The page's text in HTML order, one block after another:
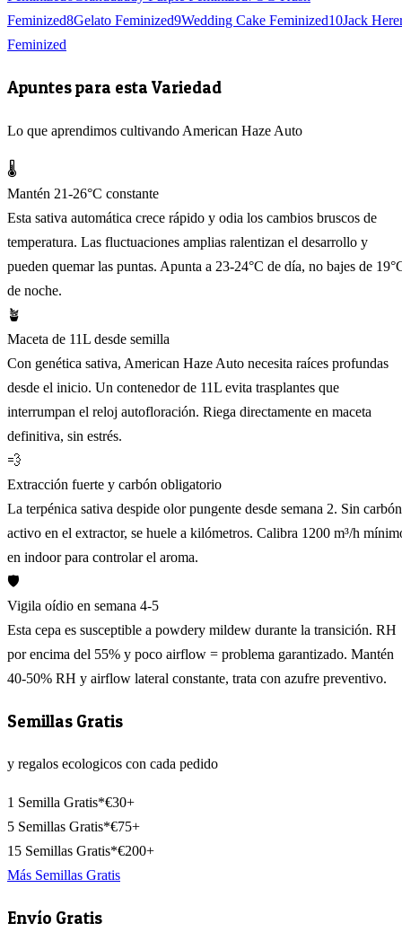
Feminized8Gelato Feminized9Wedding Cake Feminized10Jack
Feminized
Apuntes para esta Variedad
Lo que aprendimos cultivando American Haze Auto
🌡️
Mantén 21-26°C constante
Esta sativa automática crece rápido y odia los cambios bruscos de
temperatura. Las fluctuaciones amplias ralentizan el desarrollo y
pueden quemar las puntas. Apunta a 23-24°C de día, no bajes de
de noche.
🪴
Maceta de 11L desde semilla
Con genética sativa, American Haze Auto necesita raíces profundas
desde el inicio. Un contenedor de 11L evita trasplantes que
interrumpan el reloj autofloración. Riega directamente en maceta
definitiva, sin estrés.
💨
Extracción fuerte y carbón obligatorio
La terpénica sativa despide olor pungente desde semana 2. Sin carbón
activo en el extractor, se huele a kilómetros. Calibra 1200 m³/h
en indoor para controlar el aroma.
🛡️
Vigila oídio en semana 4-5
Esta cepa es susceptible a powdery mildew durante la transición. RH
por encima del 55% y poco airflow = problema garantizado. Mantén
40-50% RH y airflow lateral constante, trata con azufre preventivo.
Semillas Gratis
y regalos ecologicos con cada pedido
1 Semilla Gratis*€30+
5 Semillas Gratis*€75+
15 Semillas Gratis*€200+
Más Semillas Gratis
Envío Gratis